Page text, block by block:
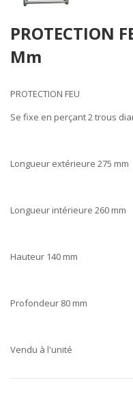
to
beginning
the
gallery
PROTECTION
Mm
PROTECTION FEU
Se fixe en perçant 2 trous
Longueur extérieure 275 mm
Longueur intérieure 260 mm
Hauteur 140 mm
Profondeur 80 mm
Vendu à l'unité